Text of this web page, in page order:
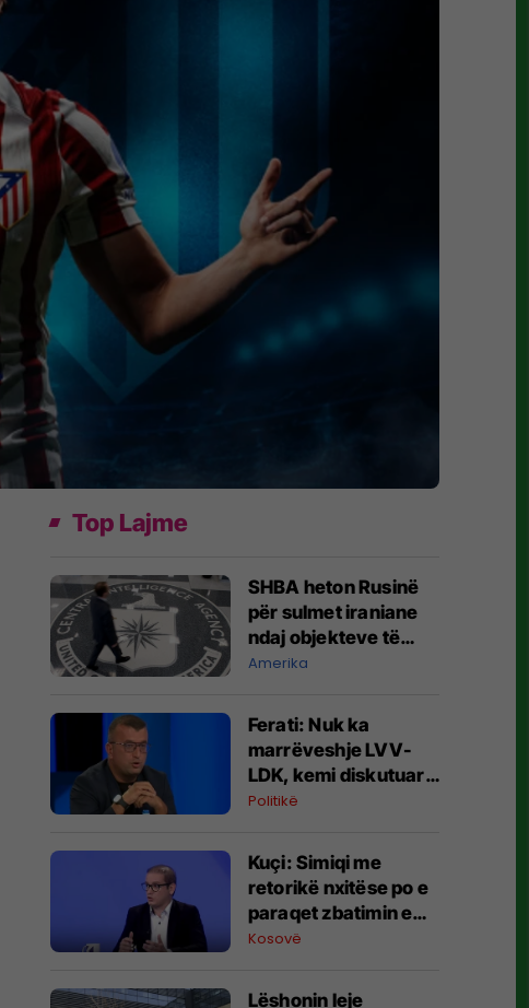
Top Lajme
SHBA heton Rusinë
për sulmet iraniane
ndaj objekteve të
CIA-s
Amerika
Ferati: Nuk ka
marrëveshje LVV-
LDK, kemi diskutuar
vetëm për parime
Politikë
Kuçi: Simiqi me
retorikë nxitëse po e
paraqet zbatimin e
ligjit në veri si
Kosovë
Lëshonin leje